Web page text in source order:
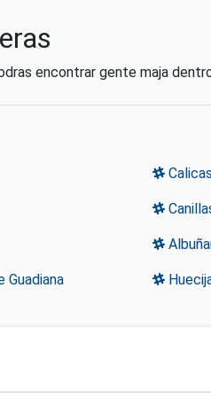
encontrar gente maja
Guadiana